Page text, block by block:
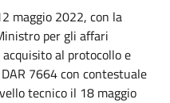
maggio 2022, con la
per gli affari
al protocollo e
7664 con contestuale
tecnico il 18 maggio